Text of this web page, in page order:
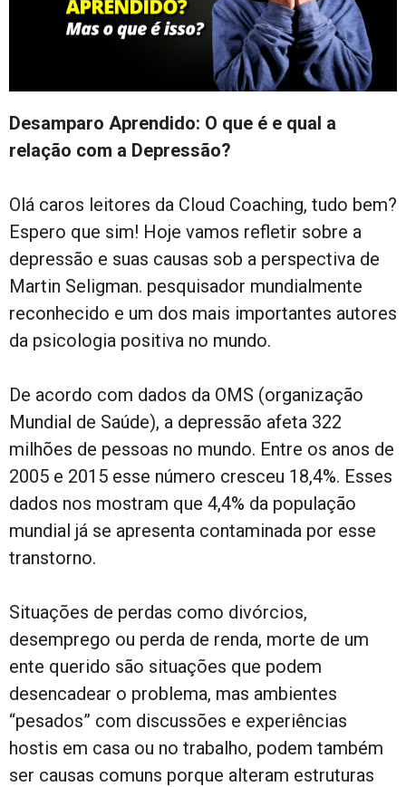
Desamparo Aprendido: O que é e qual a
relação com a Depressão?
Olá caros leitores da Cloud Coaching, tudo bem?
Espero que sim! Hoje vamos refletir sobre a
depressão e suas causas sob a perspectiva de
Martin Seligman. pesquisador mundialmente
reconhecido e um dos mais importantes autores
da psicologia positiva no mundo.
De acordo com dados da OMS (organização
Mundial de Saúde), a depressão afeta 322
milhões de pessoas no mundo. Entre os anos de
2005 e 2015 esse número cresceu 18,4%. Esses
dados nos mostram que 4,4% da população
mundial já se apresenta contaminada por esse
transtorno.
Situações de perdas como divórcios,
desemprego ou perda de renda, morte de um
ente querido são situações que podem
desencadear o problema, mas ambientes
“pesados” com discussões e experiências
hostis em casa ou no trabalho, podem também
ser causas comuns porque alteram estruturas